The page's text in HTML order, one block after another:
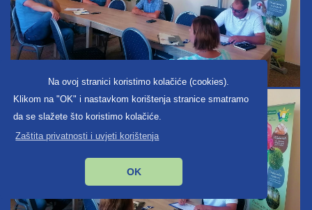
Na ovoj stranici koristimo kolačiće (cookies).
Klikom na "OK" i nastavkom korištenja stranice smatramo
da se slažete što koristimo kolačiće.
Zaštita privatnosti i uvjeti korištenja
OK